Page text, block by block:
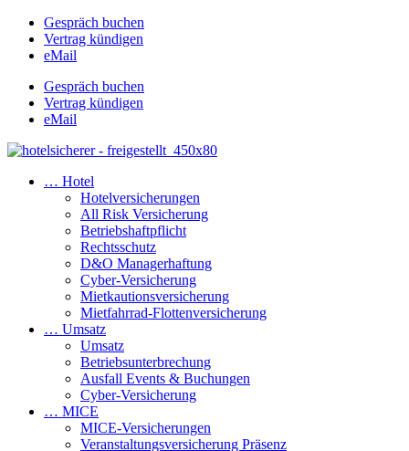
Gespräch buchen
Vertrag kündigen
eMail
Gespräch buchen
Vertrag kündigen
eMail
… Hotel
Hotelversicherungen
All Risk Versicherung
Betriebshaftpflicht
Rechtsschutz
D&O Managerhaftung
Cyber-Versicherung
Mietkautionsversicherung
Mietfahrrad-Flottenversicherung
… Umsatz
Umsatz
Betriebsunterbrechung
Ausfall Events & Buchungen
Cyber-Versicherung
… MICE
MICE-Versicherungen
Veranstaltungsversicherung Präsenz